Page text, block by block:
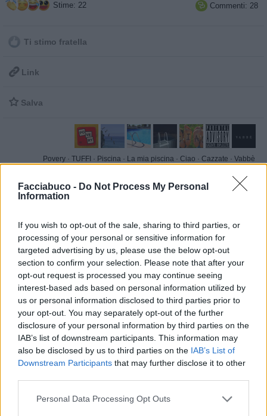
Facciabuco - Do Not Process My Personal
Information
If you wish to opt-out of the sale, sharing to third parties, or
processing of your personal or sensitive information for
targeted advertising by us, please use the below opt-out
section to confirm your selection. Please note that after your
opt-out request is processed you may continue seeing
interest-based ads based on personal information utilized by
us or personal information disclosed to third parties prior to
your opt-out. You may separately opt-out of the further
disclosure of your personal information by third parties on the
IAB’s list of downstream participants. This information may
also be disclosed by us to third parties on the IAB’s List of
Downstream Participants that may further disclose it to other
Personal Data Processing Opt Outs
Stime: 22  Commenti: 28
Ti stimo fratella
 Link
 Salva
Povery · TUFFI · Piscina · La mia piscina · Ciao · Cazzate · Vabbè
Leggi i commenti dall'inizio...
Bociaa: TrafficantiDiIronia
·Ti stimo ·Rispondi